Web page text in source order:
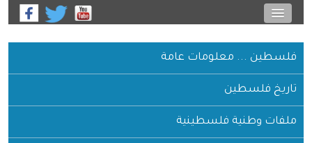
فلسطين ... معلومات عامة
تاريخ فلسطين
ملفات وطنية فلسطينية